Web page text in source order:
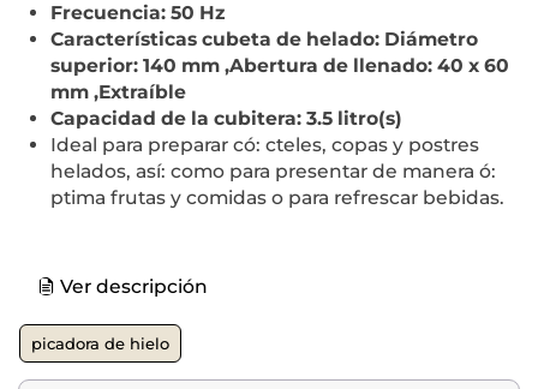
Frecuencia: 50 Hz
Características cubeta de helado: Diámetro
superior: 140 mm ,Abertura de llenado: 40 x 60
mm ,Extraíble
Capacidad de la cubitera: 3.5 litro(s)
Ideal para preparar có: cteles, copas y postres
helados, así: como para presentar de manera ó:
ptima frutas y comidas o para refrescar bebidas.
Ver descripción
picadora de hielo